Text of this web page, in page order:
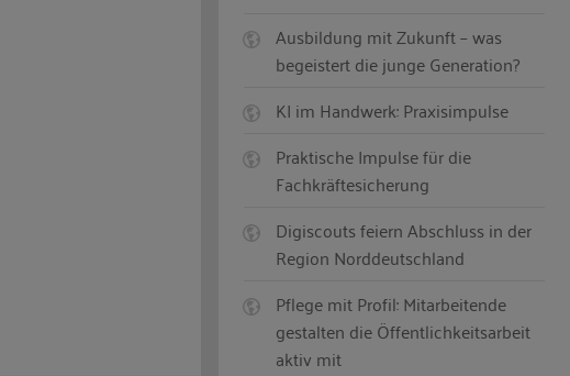
Ausbildung mit Zukunft – was
begeistert die junge Generation?
KI im Handwerk: Praxisimpulse
Praktische Impulse für die
Fachkräftesicherung
Digiscouts feiern Abschluss in der
Region Norddeutschland
Pflege mit Profil: Mitarbeitende
gestalten die Öffentlichkeitsarbeit
aktiv mit